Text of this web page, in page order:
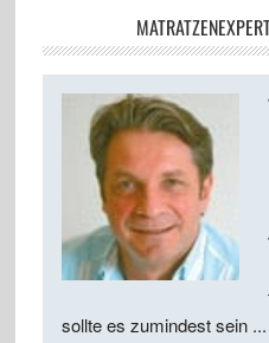
sollte es zumindest sein ...